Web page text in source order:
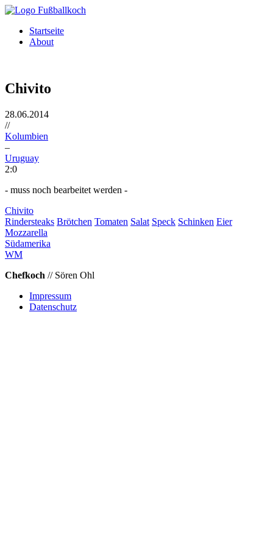
Direkt zum Inhalt
Startseite
About
Chivito
28.06.2014
//
Kolumbien
–
Uruguay
2:0
- muss noch bearbeitet werden -
Chivito
Rindersteaks Brötchen Tomaten Salat Speck Schinken Eier
Mozzarella
Südamerika
WM
Chefkoch // Sören Ohl
Impressum
Datenschutz